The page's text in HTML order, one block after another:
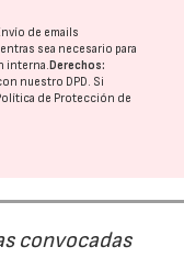
de emails
sea necesario para
interna.Derechos:
nuestro DPD. Si
de Protección de
convocadas